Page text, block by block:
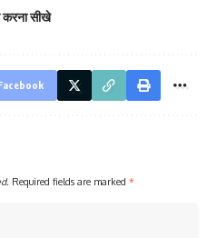
करना सीखे
Required fields are marked *